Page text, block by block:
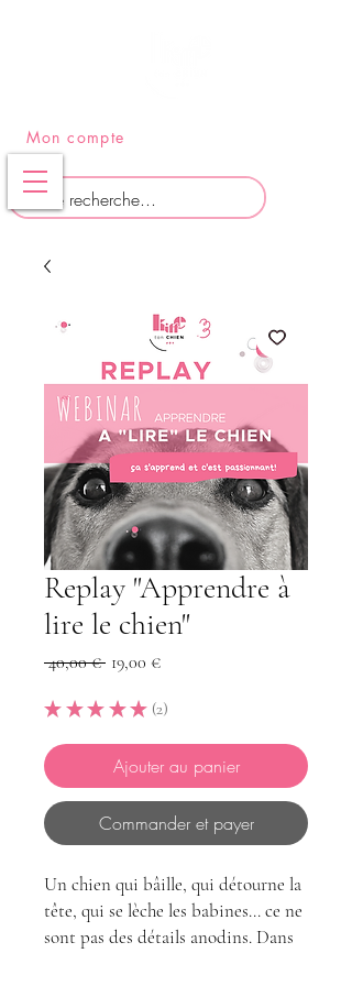
Mon compte
Replay "Apprendre à
lire le chien"
40,00 € Prix
19,00 €Prix
★ ★ ★ ★ ★ 2
2
Ajouter au panier
Commander et payer
Un chien qui bâille, qui détourne la
tête, qui se lèche les babines... ce ne
sont pas des détails anodins. Dans